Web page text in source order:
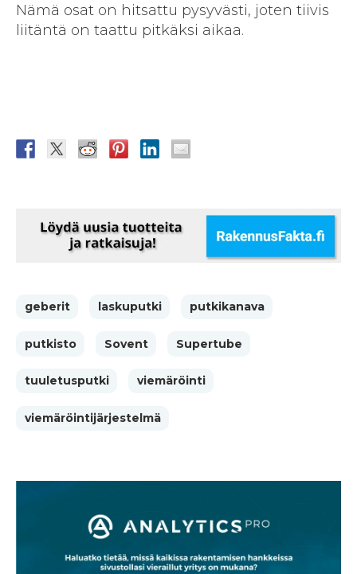
Nämä osat on hitsattu pysyvästi, joten tiivis
liitäntä on taattu pitkäksi aikaa.
geberit laskuputki putkikanava
putkisto Sovent Supertube
tuuletusputki viemäröinti
viemäröintijärjestelmä